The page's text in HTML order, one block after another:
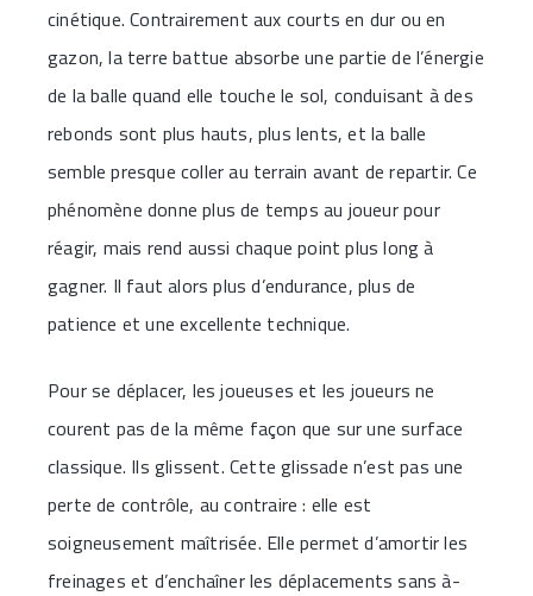
cinétique. Contrairement aux courts en dur ou en
gazon, la terre battue absorbe une partie de l’énergie
de la balle quand elle touche le sol, conduisant à des
rebonds sont plus hauts, plus lents, et la balle
semble presque coller au terrain avant de repartir. Ce
phénomène donne plus de temps au joueur pour
réagir, mais rend aussi chaque point plus long à
gagner. Il faut alors plus d’endurance, plus de
patience et une excellente technique.
Pour se déplacer, les joueuses et les joueurs ne
courent pas de la même façon que sur une surface
classique. Ils glissent. Cette glissade n’est pas une
perte de contrôle, au contraire : elle est
soigneusement maîtrisée. Elle permet d’amortir les
freinages et d’enchaîner les déplacements sans à-